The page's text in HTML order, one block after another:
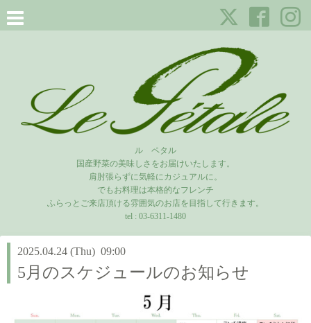
ル ペタル
国産野菜の美味しさをお届けいたします。
肩肘張らずに気軽にカジュアルに。
でもお料理は本格的なフレンチ
ふらっとご来店頂ける雰囲気のお店を目指して行きます。
tel : 03-6311-1480
2025.04.24 (Thu) 09:00
5月のスケジュールのお知らせ